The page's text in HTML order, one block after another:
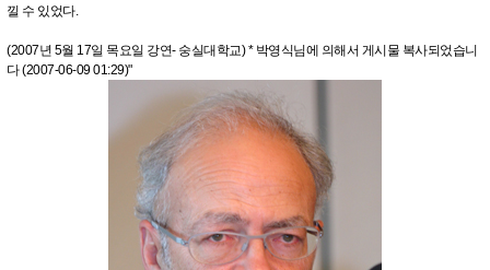
낄 수 있었다.
(2007년 5월 17일 목요일 강연- 숭실대학교) * 박영식님에 의해서 게시물 복사되었습니
다 (2007-06-09 01:29)"